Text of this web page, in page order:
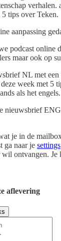
verhalen.
tips over Teken.
aanpassing
podcast online
maar ook op
NL met
week met 5
als het engels.
nieuwsbrief
je in de
ga naar je settings
ontvangen. Je
aflevering